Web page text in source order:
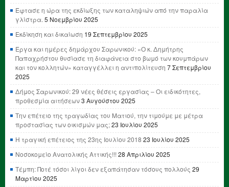
Έφτασε η ώρα της εκδίωξης των καταληψιών από την παραλία
γλίστρα. 5 Νοεμβρίου 2025
Εκδίκηση και δικαίωση 19 Σεπτεμβρίου 2025
Έργα και ημέρες δημάρχου Σαρωνικού: «Ο κ. Δημήτρης
Παπαχρήστου θυσίασε τη διαφάνεια στο βωμό των κουμπάρων
και τον κολλητών» καταγγέλλει η αντιπολίτευση 7 Σεπτεμβρίου
2025
Δήμος Σαρωνικού: 29 νέες θέσεις εργασίας – Οι ειδικότητες,
προθεσμία αιτήσεων3 Αυγούστου 2025
Την επέτειο της τραγωδίας του Ματιού, την τιμούμε με μέτρα
προστασίας των οικισμών μας;23 Ιουλίου 2025
Η τραγική επέτειος της 23ης Ιουλίου 2018 23 Ιουλίου 2025
Νοσοκομείο Ανατολικής Αττικής!!! 28 Απριλίου 2025
Τέμπη: Ποτέ τόσοι λίγοι δεν εξαπάτησαν τόσους πολλούς 29
Μαρτίου 2025